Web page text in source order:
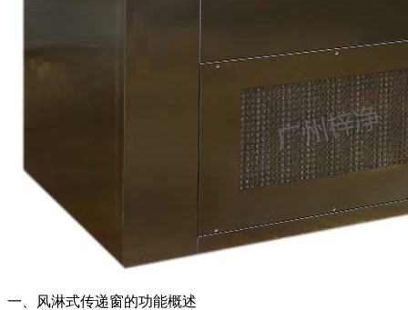
一、风淋式传递窗的功能概述